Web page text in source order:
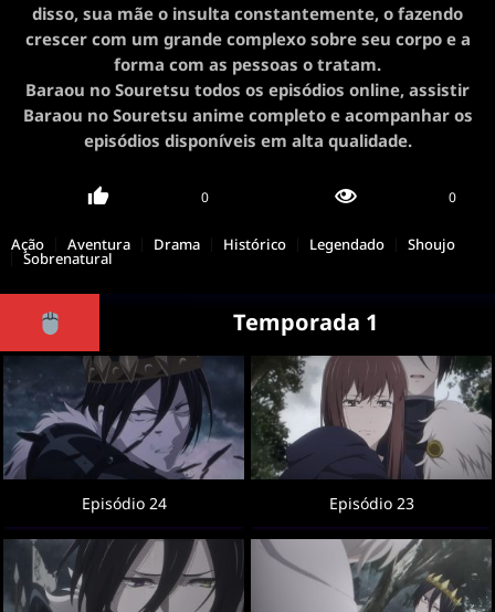
disso, sua mãe o insulta constantemente, o fazendo
crescer com um grande complexo sobre seu corpo e a
forma com as pessoas o tratam.
Baraou no Souretsu todos os episódios online, assistir
Baraou no Souretsu anime completo e acompanhar os
episódios disponíveis em alta qualidade.
0 0
Ação Aventura Drama Histórico Legendado Shoujo
Sobrenatural
Temporada 1
Episódio 24 Episódio 23